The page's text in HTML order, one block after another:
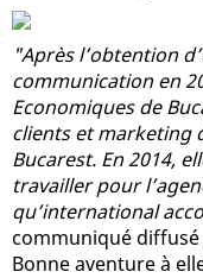
"Après l’obtention
communication en
Economiques de
clients et marketing
Bucarest. En 2014,
travailler pour
qu’international
communiqué
Bonne aventure à